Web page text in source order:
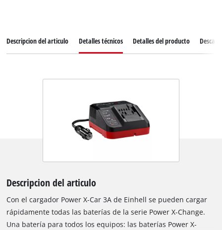
Descripcion del articulo Detalles técnicos Detalles del producto
Descripcion del articulo
Con el cargador Power X-Car 3A de Einhell se pueden cargar
rápidamente todas las baterías de la serie Power X-Change.
Una batería para todos los equipos: las baterías Power X-